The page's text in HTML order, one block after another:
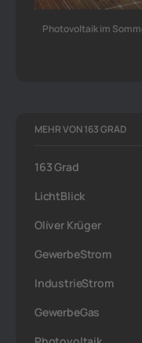
Photovoltaik im
MEHR VON 163 GRAD
163 Grad
LichtBlick
Oliver Krüger
GewerbeStrom
IndustrieStrom
GewerbeGas